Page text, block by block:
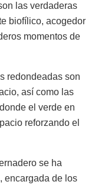
las verdaderas
biofílico, acogedor
momentos de
redondeadas son
así como las
el verde en
reforzando el
se ha
, encargada de los